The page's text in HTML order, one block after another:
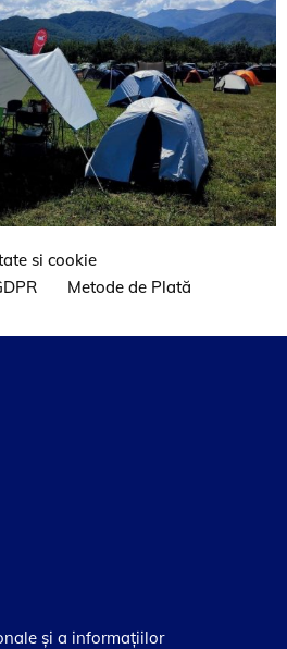
si cookie
Metode de Plată
şi a informaţiilor